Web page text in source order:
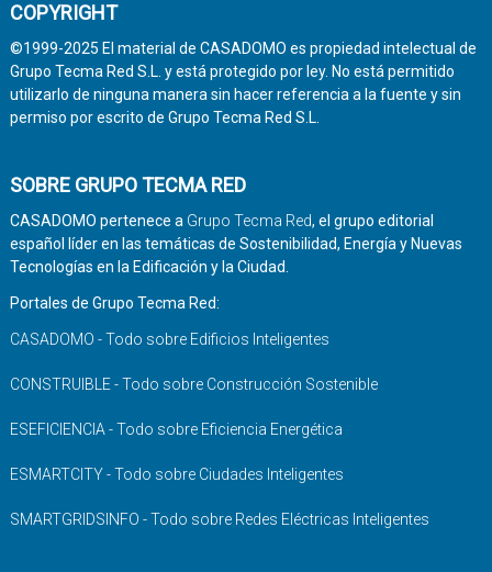
COPYRIGHT
©1999-2025 El material de CASADOMO es propiedad intelectual de
Grupo Tecma Red S.L. y está protegido por ley. No está permitido
utilizarlo de ninguna manera sin hacer referencia a la fuente y sin
permiso por escrito de Grupo Tecma Red S.L.
SOBRE GRUPO TECMA RED
CASADOMO pertenece a Grupo Tecma Red, el grupo editorial
español líder en las temáticas de Sostenibilidad, Energía y Nuevas
Tecnologías en la Edificación y la Ciudad.
Portales de Grupo Tecma Red:
CASADOMO - Todo sobre Edificios Inteligentes
CONSTRUIBLE - Todo sobre Construcción Sostenible
ESEFICIENCIA - Todo sobre Eficiencia Energética
ESMARTCITY - Todo sobre Ciudades Inteligentes
SMARTGRIDSINFO - Todo sobre Redes Eléctricas Inteligentes